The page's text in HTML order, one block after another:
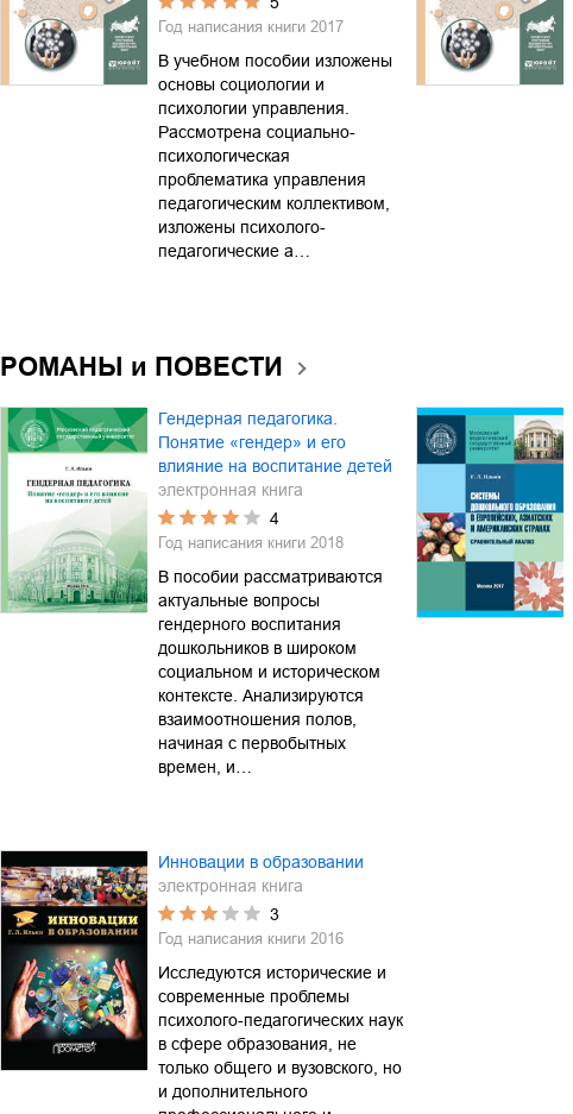
Год написания книги 2017
В учебном пособии изложены
основы социологии и
психологии управления.
Рассмотрена социально-
психологическая
проблематика управления
педагогическим коллективом,
изложены психолого-
педагогические а…
РОМАНЫ и ПОВЕСТИ
Гендерная педагогика.
Понятие «гендер» и его
влияние на воспитание детей
электронная книга
4
Год написания книги 2018
В пособии рассматриваются
актуальные вопросы
гендерного воспитания
дошкольников в широком
социальном и историческом
контексте. Анализируются
взаимоотношения полов,
начиная с первобытных
времен, и…
Инновации в образовании
электронная книга
3
Год написания книги 2016
Исследуются исторические и
современные проблемы
психолого-педагогических наук
в сфере образования, не
только общего и вузовского, но
и дополнительного